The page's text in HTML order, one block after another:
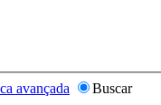
avançada
Buscar